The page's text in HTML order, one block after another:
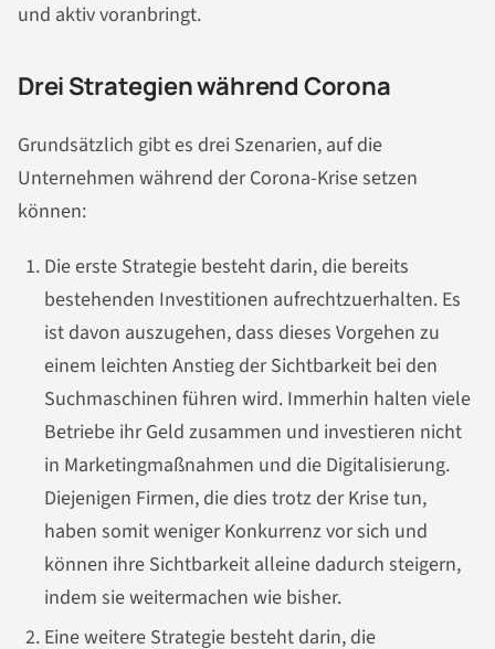
und aktiv voranbringt.
Drei Strategien während Corona
Grundsätzlich gibt es drei Szenarien, auf die
Unternehmen während der Corona-Krise setzen
können:
Die erste Strategie besteht darin, die bereits
bestehenden Investitionen aufrechtzuerhalten. Es
ist davon auszugehen, dass dieses Vorgehen zu
einem leichten Anstieg der Sichtbarkeit bei den
Suchmaschinen führen wird. Immerhin halten viele
Betriebe ihr Geld zusammen und investieren nicht
in Marketingmaßnahmen und die Digitalisierung.
Diejenigen Firmen, die dies trotz der Krise tun,
haben somit weniger Konkurrenz vor sich und
können ihre Sichtbarkeit alleine dadurch steigern,
indem sie weitermachen wie bisher.
Eine weitere Strategie besteht darin, die